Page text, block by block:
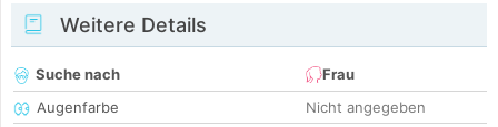
Weitere Details
Suche nach
Frau
Augenfarbe
Nicht angegeben